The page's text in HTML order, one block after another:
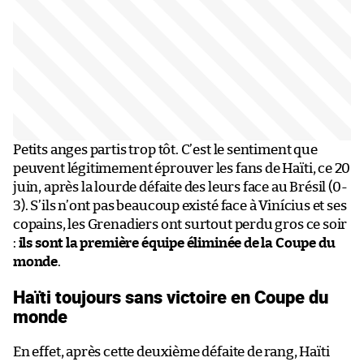
Petits anges partis trop tôt. C’est le sentiment que
peuvent légitimement éprouver les fans de Haïti, ce 20
juin, après la lourde défaite des leurs face au Brésil (0-
3). S’ils n’ont pas beaucoup existé face à Vinícius et ses
copains, les Grenadiers ont surtout perdu gros ce soir
: ils sont la première équipe éliminée de la Coupe du
monde.
Haïti toujours sans victoire en Coupe du
monde
En effet, après cette deuxième défaite de rang, Haïti